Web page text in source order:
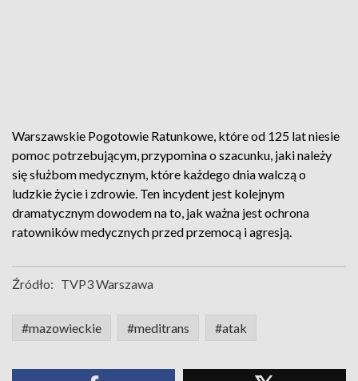
Warszawskie Pogotowie Ratunkowe, które od 125 lat niesie
pomoc potrzebującym, przypomina o szacunku, jaki należy
się służbom medycznym, które każdego dnia walczą o
ludzkie życie i zdrowie. Ten incydent jest kolejnym
dramatycznym dowodem na to, jak ważna jest ochrona
ratowników medycznych przed przemocą i agresją.
Źródło: TVP3 Warszawa
#mazowieckie #meditrans #atak